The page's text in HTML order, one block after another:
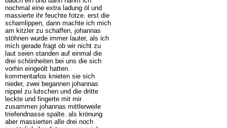
nochmal eine extra ladung öl und
massierte ihr feuchte fotze. erst die
schamlippen, dann machte ich mich
am kitzler zu schaffen, johannas
stöhnen wurde immer lauter, als ich
mich gerade fragt ob wir nicht zu
laut seien standen auf einmal die
drei schönheiten bei uns die sich
vorhin eingeölt hatten.
kommentarlos knieten sie sich
nieder, zwei begannen johannas
nippel zu lutschen und die dritte
leckte und fingerte mit mir
zusammen johannas mittlerweile
triefendnasse spalte. als krönung
aber massierten alle drei noch